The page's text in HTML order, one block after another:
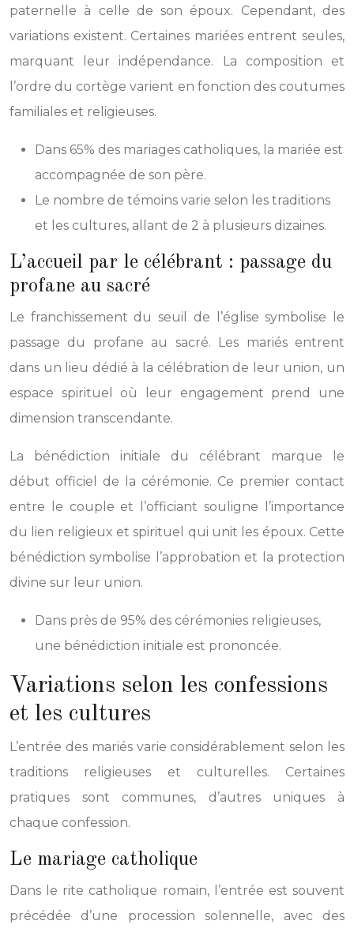
paternelle à celle de son époux. Cependant, des
variations existent. Certaines mariées entrent seules,
marquant leur indépendance. La composition et
l’ordre du cortège varient en fonction des coutumes
familiales et religieuses.
Dans 65% des mariages catholiques, la mariée est
accompagnée de son père.
Le nombre de témoins varie selon les traditions
et les cultures, allant de 2 à plusieurs dizaines.
L’accueil par le célébrant : passage du
profane au sacré
Le franchissement du seuil de l’église symbolise le
passage du profane au sacré. Les mariés entrent
dans un lieu dédié à la célébration de leur union, un
espace spirituel où leur engagement prend une
dimension transcendante.
La bénédiction initiale du célébrant marque le
début officiel de la cérémonie. Ce premier contact
entre le couple et l’officiant souligne l’importance
du lien religieux et spirituel qui unit les époux. Cette
bénédiction symbolise l’approbation et la protection
divine sur leur union.
Dans près de 95% des cérémonies religieuses,
une bénédiction initiale est prononcée.
Variations selon les confessions
et les cultures
L’entrée des mariés varie considérablement selon les
traditions religieuses et culturelles. Certaines
pratiques sont communes, d’autres uniques à
chaque confession.
Le mariage catholique
Dans le rite catholique romain, l’entrée est souvent
précédée d’une procession solennelle, avec des